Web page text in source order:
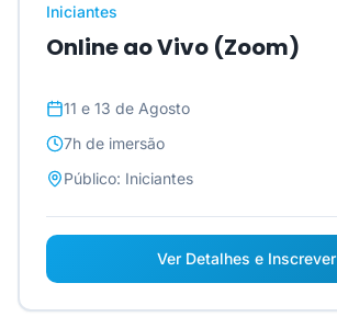
Iniciantes
Online ao Vivo (Zoom)
11 e 13 de Agosto
7h de imersão
Público: Iniciantes
Ver Detalhes e Inscrever